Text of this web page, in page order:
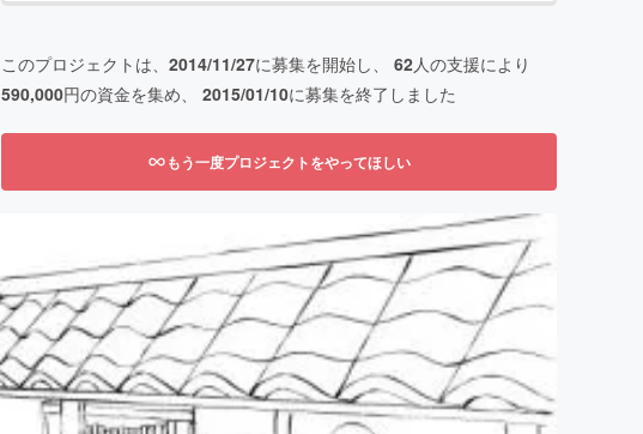
このプロジェクトは、 2014/11/27に募集を開始し、 62人の支援により
590,000円の資金を集め、 2015/01/10に募集を終了しました
もう一度プロジェクトをやってほしい